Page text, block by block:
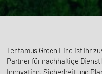
Tentamus Green Line ist Ihr
Partner für nachhaltige
Innovation, Sicherheit und